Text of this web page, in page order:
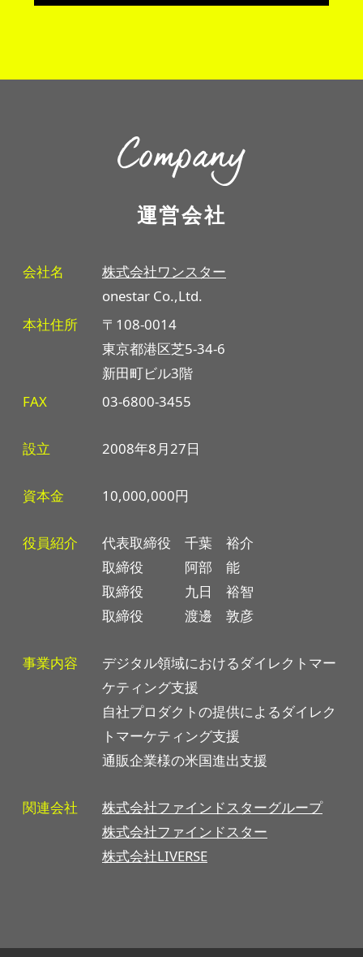
運営会社
会社名
株式会社ワンスター
onestar Co.,Ltd.
本社住所
〒108-0014
東京都港区芝5-34-6
新田町ビル3階
FAX
03-6800-3455
設立 2008年8月27日
資本金 10,000,000円
役員紹介
代表取締役 千葉 裕介
取締役 阿部 能
取締役 九日 裕智
取締役 渡邊 敦彦
事業内容
デジタル領域におけるダイレクトマー
ケティング支援
自社プロダクトの提供によるダイレク
トマーケティング支援
通販企業様の米国進出支援
関連会社
株式会社ファインドスターグループ
株式会社ファインドスター
株式会社LIVERSE